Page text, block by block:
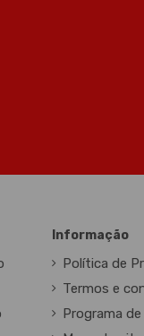
Informação
Política de
Termos e
Programa